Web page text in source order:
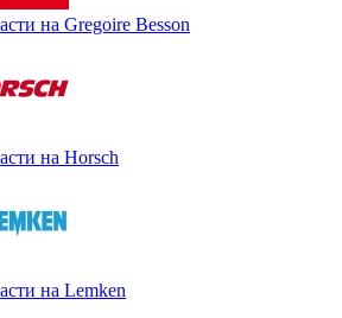
на Gregoire Besson
на Horsch
на Lemken